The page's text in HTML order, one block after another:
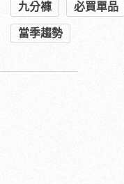
九分褲 必買單品
當季趨勢